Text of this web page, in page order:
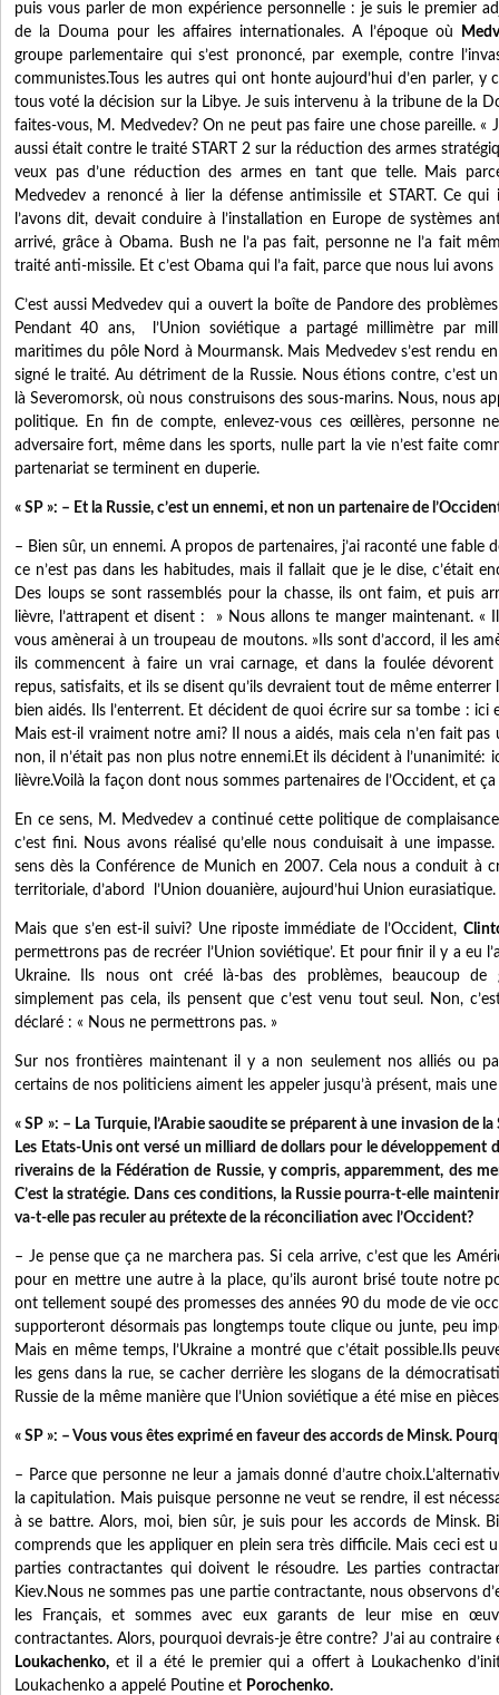
puis vous parler de mon expérience personnelle : je suis le premier
de la Douma pour les affaires internationales. A l’époque où
groupe parlementaire qui s’est prononcé, par exemple, contre
communistes.Tous les autres qui ont honte aujourd’hui d’en parler, y
tous voté la décision sur la Libye. Je suis intervenu à la tribune de la
faites-vous, M. Medvedev? On ne peut pas faire une chose pareille. «
aussi était contre le traité START 2 sur la réduction des armes
veux pas d’une réduction des armes en tant que telle. Mais
Medvedev a renoncé à lier la défense antimissile et START. Ce qui
l’avons dit, devait conduire à l’installation en Europe de systèmes
arrivé, grâce à Obama. Bush ne l’a pas fait, personne ne l’a fait
traité anti-missile. Et c’est Obama qui l’a fait, parce que nous lui avons
C’est aussi Medvedev qui a ouvert la boîte de Pandore des
Pendant 40 ans, l’Union soviétique a partagé millimètre par
maritimes du pôle Nord à Mourmansk. Mais Medvedev s’est rendu
signé le traité. Au détriment de la Russie. Nous étions contre, c’est
là Severomorsk, où nous construisons des sous-marins. Nous, nous
politique. En fin de compte, enlevez-vous ces œillères, personne
adversaire fort, même dans les sports, nulle part la vie n’est faite
partenariat se terminent en duperie.
« SP »: – Et la Russie, c’est un ennemi, et non un partenaire de
– Bien sûr, un ennemi. A propos de partenaires, j’ai raconté une fable
ce n’est pas dans les habitudes, mais il fallait que je le dise, c’était
Des loups se sont rassemblés pour la chasse, ils ont faim, et puis
lièvre, l’attrapent et disent : » Nous allons te manger maintenant. «
vous amènerai à un troupeau de moutons. »Ils sont d’accord, il les
ils commencent à faire un vrai carnage, et dans la foulée dévorent
repus, satisfaits, et ils se disent qu’ils devraient tout de même enterrer
bien aidés. Ils l’enterrent. Et décident de quoi écrire sur sa tombe : ici
Mais est-il vraiment notre ami? Il nous a aidés, mais cela n’en fait pas
non, il n’était pas non plus notre ennemi.Et ils décident à l’unanimité:
lièvre.Voilà la façon dont nous sommes partenaires de l’Occident, et
En ce sens, M. Medvedev a continué cette politique de
c’est fini. Nous avons réalisé qu’elle nous conduisait à une
sens dès la Conférence de Munich en 2007. Cela nous a conduit à
territoriale, d’abord l’Union douanière, aujourd’hui Union eurasiatique.
Mais que s’en est-il suivi? Une riposte immédiate de l’Occident,
permettrons pas de recréer l’Union soviétique’. Et pour finir il y a eu
Ukraine. Ils nous ont créé là-bas des problèmes, beaucoup
simplement pas cela, ils pensent que c’est venu tout seul. Non,
déclaré : « Nous ne permettrons pas. »
Sur nos frontières maintenant il y a non seulement nos alliés ou
certains de nos politiciens aiment les appeler jusqu’à présent, mais
« SP »: – La Turquie, l’Arabie saoudite se préparent à une invasion de
Les Etats-Unis ont versé un milliard de dollars pour le développement
riverains de la Fédération de Russie, y compris, apparemment, des
C’est la stratégie. Dans ces conditions, la Russie pourra-t-elle
va-t-elle pas reculer au prétexte de la réconciliation avec l’Occident?
– Je pense que ça ne marchera pas. Si cela arrive, c’est que les
pour en mettre une autre à la place, qu’ils auront brisé toute notre
ont tellement soupé des promesses des années 90 du mode de vie
supporteront désormais pas longtemps toute clique ou junte, peu
Mais en même temps, l’Ukraine a montré que c’était possible.Ils
les gens dans la rue, se cacher derrière les slogans de la
Russie de la même manière que l’Union soviétique a été mise en
« SP »: – Vous vous êtes exprimé en faveur des accords de Minsk.
– Parce que personne ne leur a jamais donné d’autre
la capitulation. Mais puisque personne ne veut se rendre, il est
à se battre. Alors, moi, bien sûr, je suis pour les accords de Minsk.
comprends que les appliquer en plein sera très difficile. Mais ceci est
parties contractantes qui doivent le résoudre. Les parties
Kiev.Nous ne sommes pas une partie contractante, nous observons
les Français, et sommes avec eux garants de leur mise en
contractantes. Alors, pourquoi devrais-je être contre? J’ai au
Loukachenko, et il a été le premier qui a offert à Loukachenko
Loukachenko a appelé Poutine et Porochenko.